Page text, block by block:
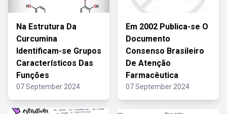
Na Estrutura Da
Curcumina
Identificam-se Grupos
Característicos Das
Funções
07 September 2024
Em 2002 Publica-se O
Documento
Consenso Brasileiro
De Atenção
Farmacêutica
07 September 2024